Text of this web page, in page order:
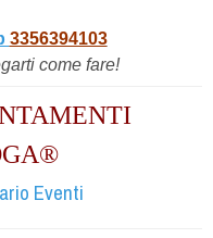
3356394103
come fare!
Eventi